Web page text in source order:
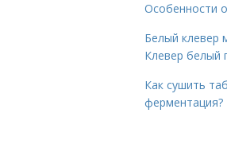
Особенности
Белый клевер
Клевер белый
Как сушить
ферментация?